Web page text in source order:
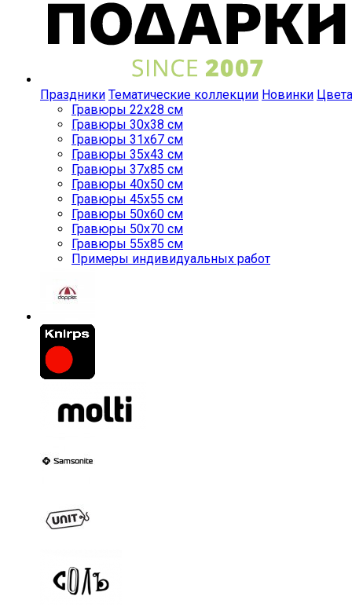
Праздники Тематические коллекции Новинки Цвета
Гравюры 22x28 см
Гравюры 30x38 см
Гравюры 31x67 см
Гравюры 35x43 см
Гравюры 37x85 см
Гравюры 40x50 см
Гравюры 45x55 см
Гравюры 50x60 см
Гравюры 50x70 см
Гравюры 55x85 см
Примеры индивидуальных работ